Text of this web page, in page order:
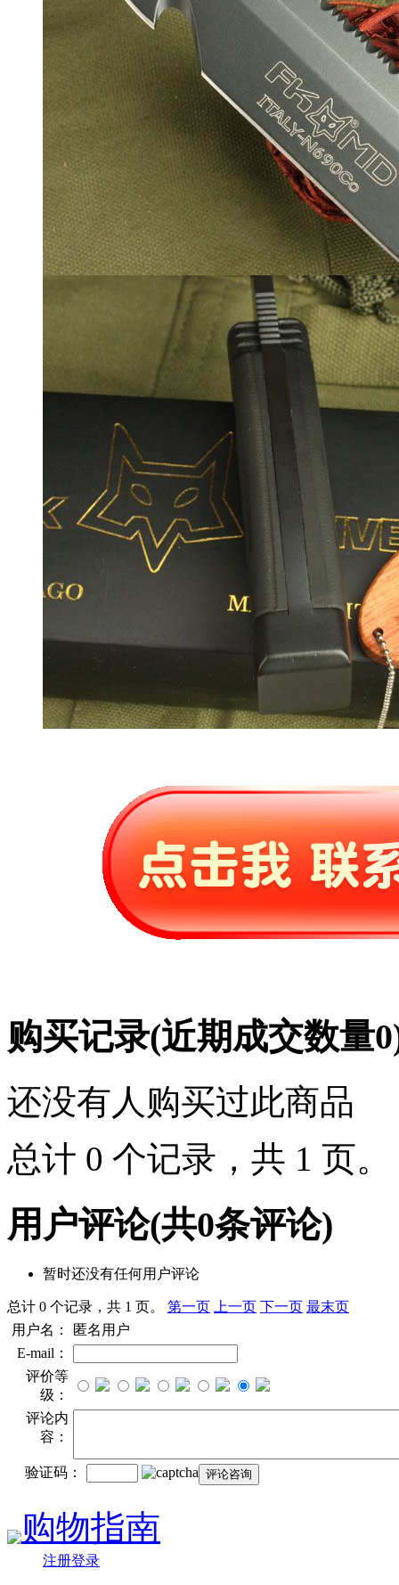
购买记录(近期成交数量0
还没有人购买过此商品
总计 0 个记录，共 1 页。
用户评论(共0条评论)
暂时还没有任何用户评论
总计 0 个记录，共 1 页。 第一页 上一页 下一页 最末页
用户名：
匿名用户
E-mail：
评价等
级：
评论内
容：
验证码：
购物指南
注册登录